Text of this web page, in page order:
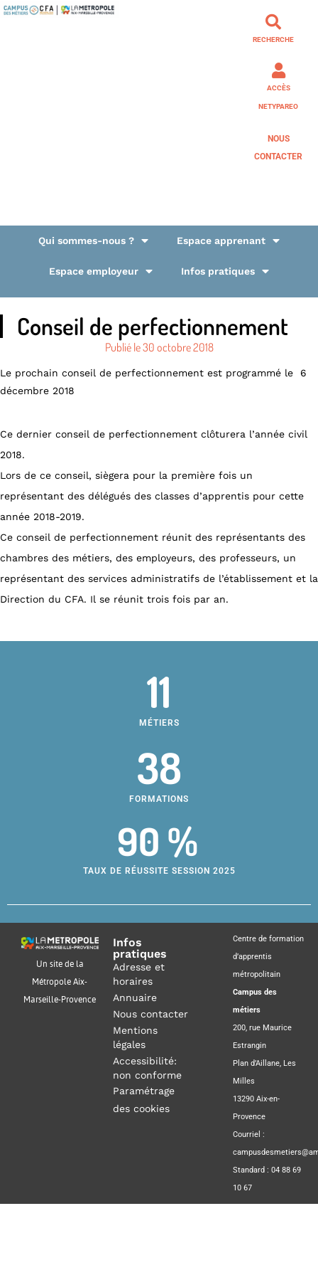
RECHERCHE
ACCÈS
NETYPAREO
NOUS
CONTACTER
Qui sommes-nous ? Espace apprenant
Espace employeur Infos pratiques
Conseil de perfectionnement
Publié le30 octobre 2018
Le prochain conseil de perfectionnement est programmé le 6
décembre 2018
Ce dernier conseil de perfectionnement clôturera l’année civil
2018.
Lors de ce conseil, siègera pour la première fois un
représentant des délégués des classes d’apprentis pour cette
année 2018-2019.
Ce conseil de perfectionnement réunit des représentants des
chambres des métiers, des employeurs, des professeurs, un
représentant des services administratifs de l’établissement et la
Direction du CFA. Il se réunit trois fois par an.
11
MÉTIERS
38
FORMATIONS
90 %
TAUX DE RÉUSSITE SESSION 2025
Un site de la
Métropole Aix-
Marseille-Provence
Infos
pratiques
Adresse et
horaires
Annuaire
Nous contacter
Mentions
légales
Accessibilité:
non conforme
Paramétrage
des cookies
Centre de formation
d’apprentis
métropolitain
Campus des
métiers
200, rue Maurice
Estrangin
Plan d’Aillane, Les
Milles
13290 Aix-en-
Provence
Courriel :
Standard : 04 88 69
10 67